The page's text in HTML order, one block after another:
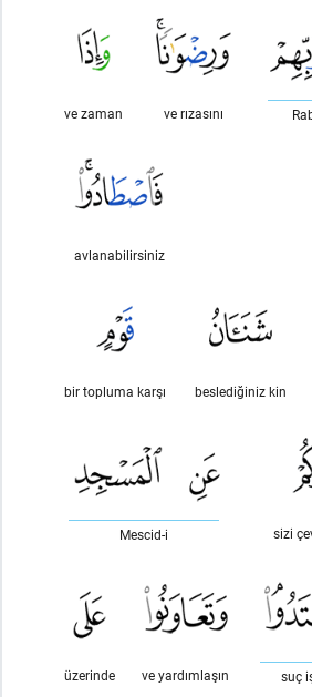
ve rızasını
ve zaman
avlanabilirsiniz
beslediğiniz kin
bir topluma karşı
sizi
Mescid-i
suç
ve yardımlaşın
üzerinde